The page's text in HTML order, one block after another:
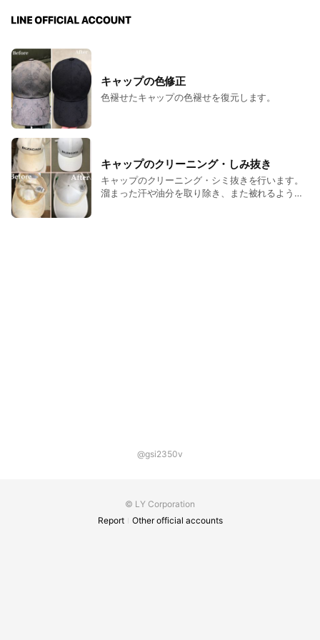
キャップの色修正
色褪せたキャップの色褪せを復元します。
キャップのクリーニング・しみ抜き
キャップのクリーニング・シミ抜きを行います。
溜まった汗や油分を取り除き、また被れるよう復
@gsi2350v
© LY Corporation
Report
Other official accounts